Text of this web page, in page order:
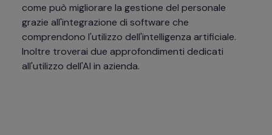
come può migliorare la gestione del personale
grazie all'integrazione di software che
comprendono l'utilizzo dell'intelligenza artificiale.
Inoltre troverai due approfondimenti dedicati
all'utilizzo dell'AI in azienda.